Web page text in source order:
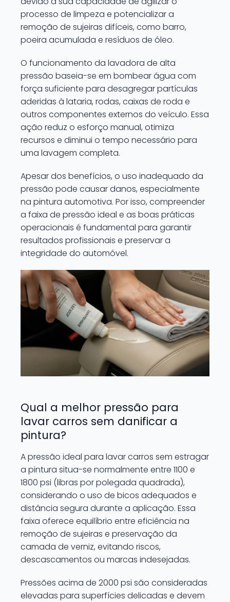
processo de limpeza e potencializar a
remoção de sujeiras difíceis, como barro,
poeira acumulada e resíduos de óleo.
O funcionamento da lavadora de alta
pressão baseia-se em bombear água com
força suficiente para desagregar partículas
aderidas à lataria, rodas, caixas de roda e
outros componentes externos do veículo. Essa
ação reduz o esforço manual, otimiza
recursos e diminui o tempo necessário para
uma lavagem completa.
Apesar dos benefícios, o uso inadequado da
pressão pode causar danos, especialmente
na pintura automotiva. Por isso, compreender
a faixa de pressão ideal e as boas práticas
operacionais é fundamental para garantir
resultados profissionais e preservar a
integridade do automóvel.
Qual a melhor pressão para
lavar carros sem danificar a
pintura?
A pressão ideal para lavar carros sem estragar
a pintura situa-se normalmente entre 1100 e
1800 psi (libras por polegada quadrada),
considerando o uso de bicos adequados e
distância segura durante a aplicação. Essa
faixa oferece equilíbrio entre eficiência na
remoção de sujeiras e preservação da
camada de verniz, evitando riscos,
descascamentos ou marcas indesejadas.
Pressões acima de 2000 psi são consideradas
elevadas para superfícies delicadas e devem